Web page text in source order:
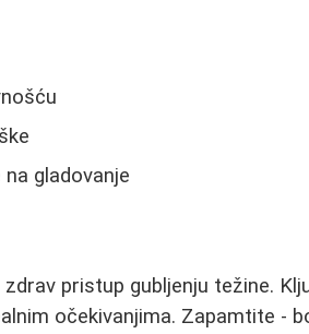
gladovanje
pristup gubljenju težine.
očekivanjima. Zapamtite -